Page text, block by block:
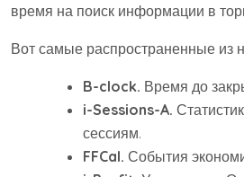
время на поиск информации в
Вот самые распространенные из
B-clock. Время до
i-Sessions-A.
сессиям.
FFCal. События